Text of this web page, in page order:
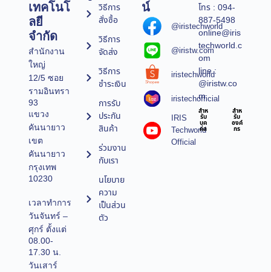
เทคโนโ
ลยี
จำกัด
สำนักงาน
ใหญ่
12/5 ซอย
รามอินทรา
93
แขวง
คันนายาว
เขต
คันนายาว
กรุงเทพ
10230
เวลาทำการ
วันจันทร์ –
ศุกร์ ตั้งแต่
08.00-
17.30 น.
วันเสาร์
วิธีการ
สั่งซื้อ
วิธีการ
จัดส่ง
วิธีการ
ชำระเงิน
การรับ
ประกัน
สินค้า
ร่วมงาน
กับเรา
นโยบาย
ความ
เป็นส่วน
ตัว
น์
@iristechworld
@iristw.com
iristechworld
iristechofficial
IRIS
Techworld
Official
โทร : 094-
887-5498
online@iris
techworld.c
om
line :
@iristw.co
m
สำห
รับ
บุค
คล
สำห
รับ
องค์
กร